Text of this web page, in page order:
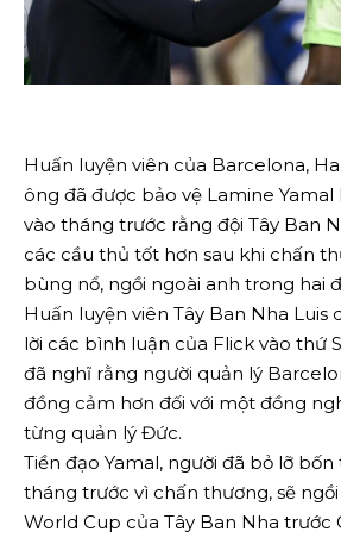
Huấn luyện viên của Barcelona,
ông đã được bảo vệ Lamine
vào tháng trước rằng đội Tây Ban
các cầu thủ tốt hơn sau khi chấn
bùng nổ, ngồi ngoài anh trong hai
Huấn luyện viên Tây Ban Nha Luis
lời các bình luận của Flick vào thứ
đã nghĩ rằng người quản lý
đồng cảm hơn đối với một đồng
từng quản lý Đức.
Tiền đạo Yamal, người đã bỏ lỡ
tháng trước vì chấn thương, sẽ
World Cup của Tây Ban Nha trước